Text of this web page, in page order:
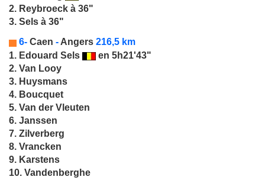
2. Reybroeck à 36"
3. Sels à 36"
6- Caen - Angers 216,5 km
1. Edouard Sels
en 5h21'43"
2. Van Looy
3. Huysmans
4. Boucquet
5. Van der Vleuten
6. Janssen
7. Zilverberg
8. Vrancken
9. Karstens
10. Vandenberghe